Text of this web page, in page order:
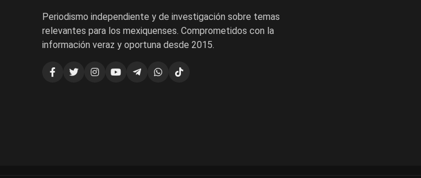
Periodismo independiente y de investigación sobre temas
relevantes para los mexiquenses. Comprometidos con la
información veraz y oportuna desde 2015.